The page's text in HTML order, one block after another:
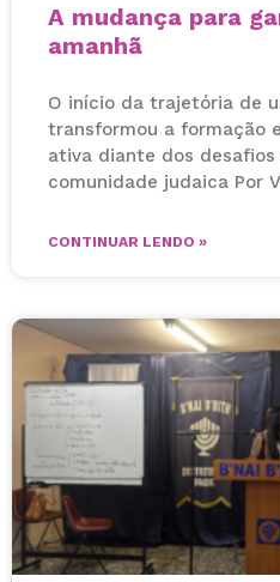
A mudança para
amanhã
O início da trajetória de
transformou a formação
ativa diante dos
comunidade judaica Por
CONTINUAR LENDO »